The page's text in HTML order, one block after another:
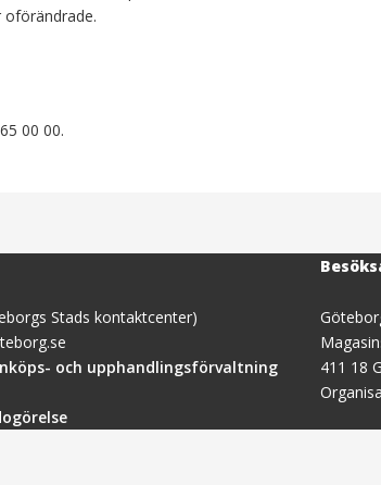
00 00.
Stads kontaktcenter)
och upphandlingsförvaltning(öppnas411 18